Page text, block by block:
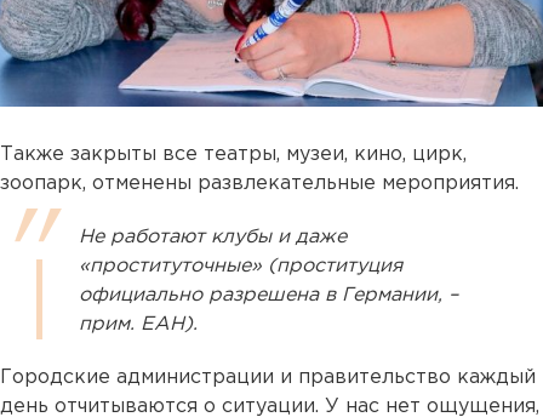
Также закрыты все театры, музеи, кино, цирк,
зоопарк, отменены развлекательные мероприятия.
Не работают клубы и даже
«проституточные» (проституция
официально разрешена в Германии, –
прим. ЕАН).
Городские администрации и правительство каждый
день отчитываются о ситуации. У нас нет ощущения,